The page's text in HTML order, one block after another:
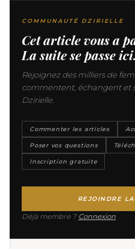
COMMUNAUTÉ DZIRIELLE
Cet article vous a
La suite se passe ici.
Rejoignez des milliers de
commentent, échangent et
Dzirielle.
Commenter les articles
Poser vos questions
Inscription gratuite
REJOINDRE
Déjà membre ? Connexion